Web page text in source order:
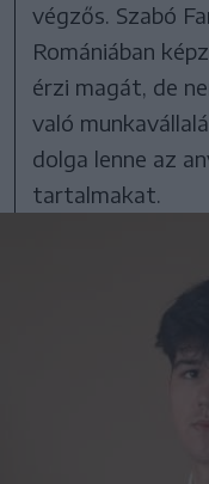
végzős. Szabó
Romániában
érzi magát, de
való
dolga lenne az
tartalmakat.